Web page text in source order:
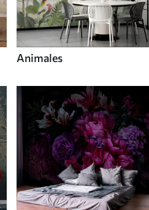
Animales